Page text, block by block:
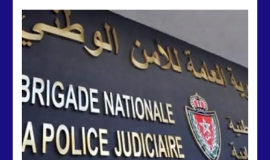
Arrestation d’un ressortissant
sénégalais au Maroc : mandat
international en cause
208